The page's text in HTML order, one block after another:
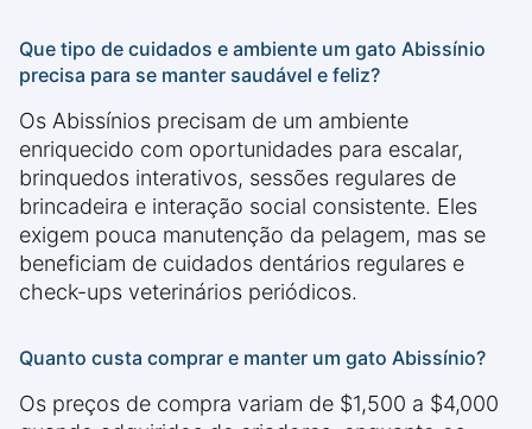
Que tipo de cuidados e ambiente um gato Abissínio
precisa para se manter saudável e feliz?
Os Abissínios precisam de um ambiente
enriquecido com oportunidades para escalar,
brinquedos interativos, sessões regulares de
brincadeira e interação social consistente. Eles
exigem pouca manutenção da pelagem, mas se
beneficiam de cuidados dentários regulares e
check-ups veterinários periódicos.
Quanto custa comprar e manter um gato Abissínio?
Os preços de compra variam de $1,500 a $4,000